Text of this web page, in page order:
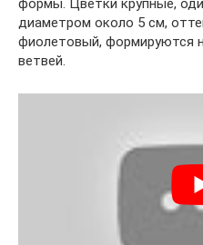
диаметром около 5 см,
фиолетовый, формируются
ветвей.